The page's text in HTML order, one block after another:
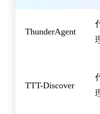
ThunderAgent
TTT-Discover